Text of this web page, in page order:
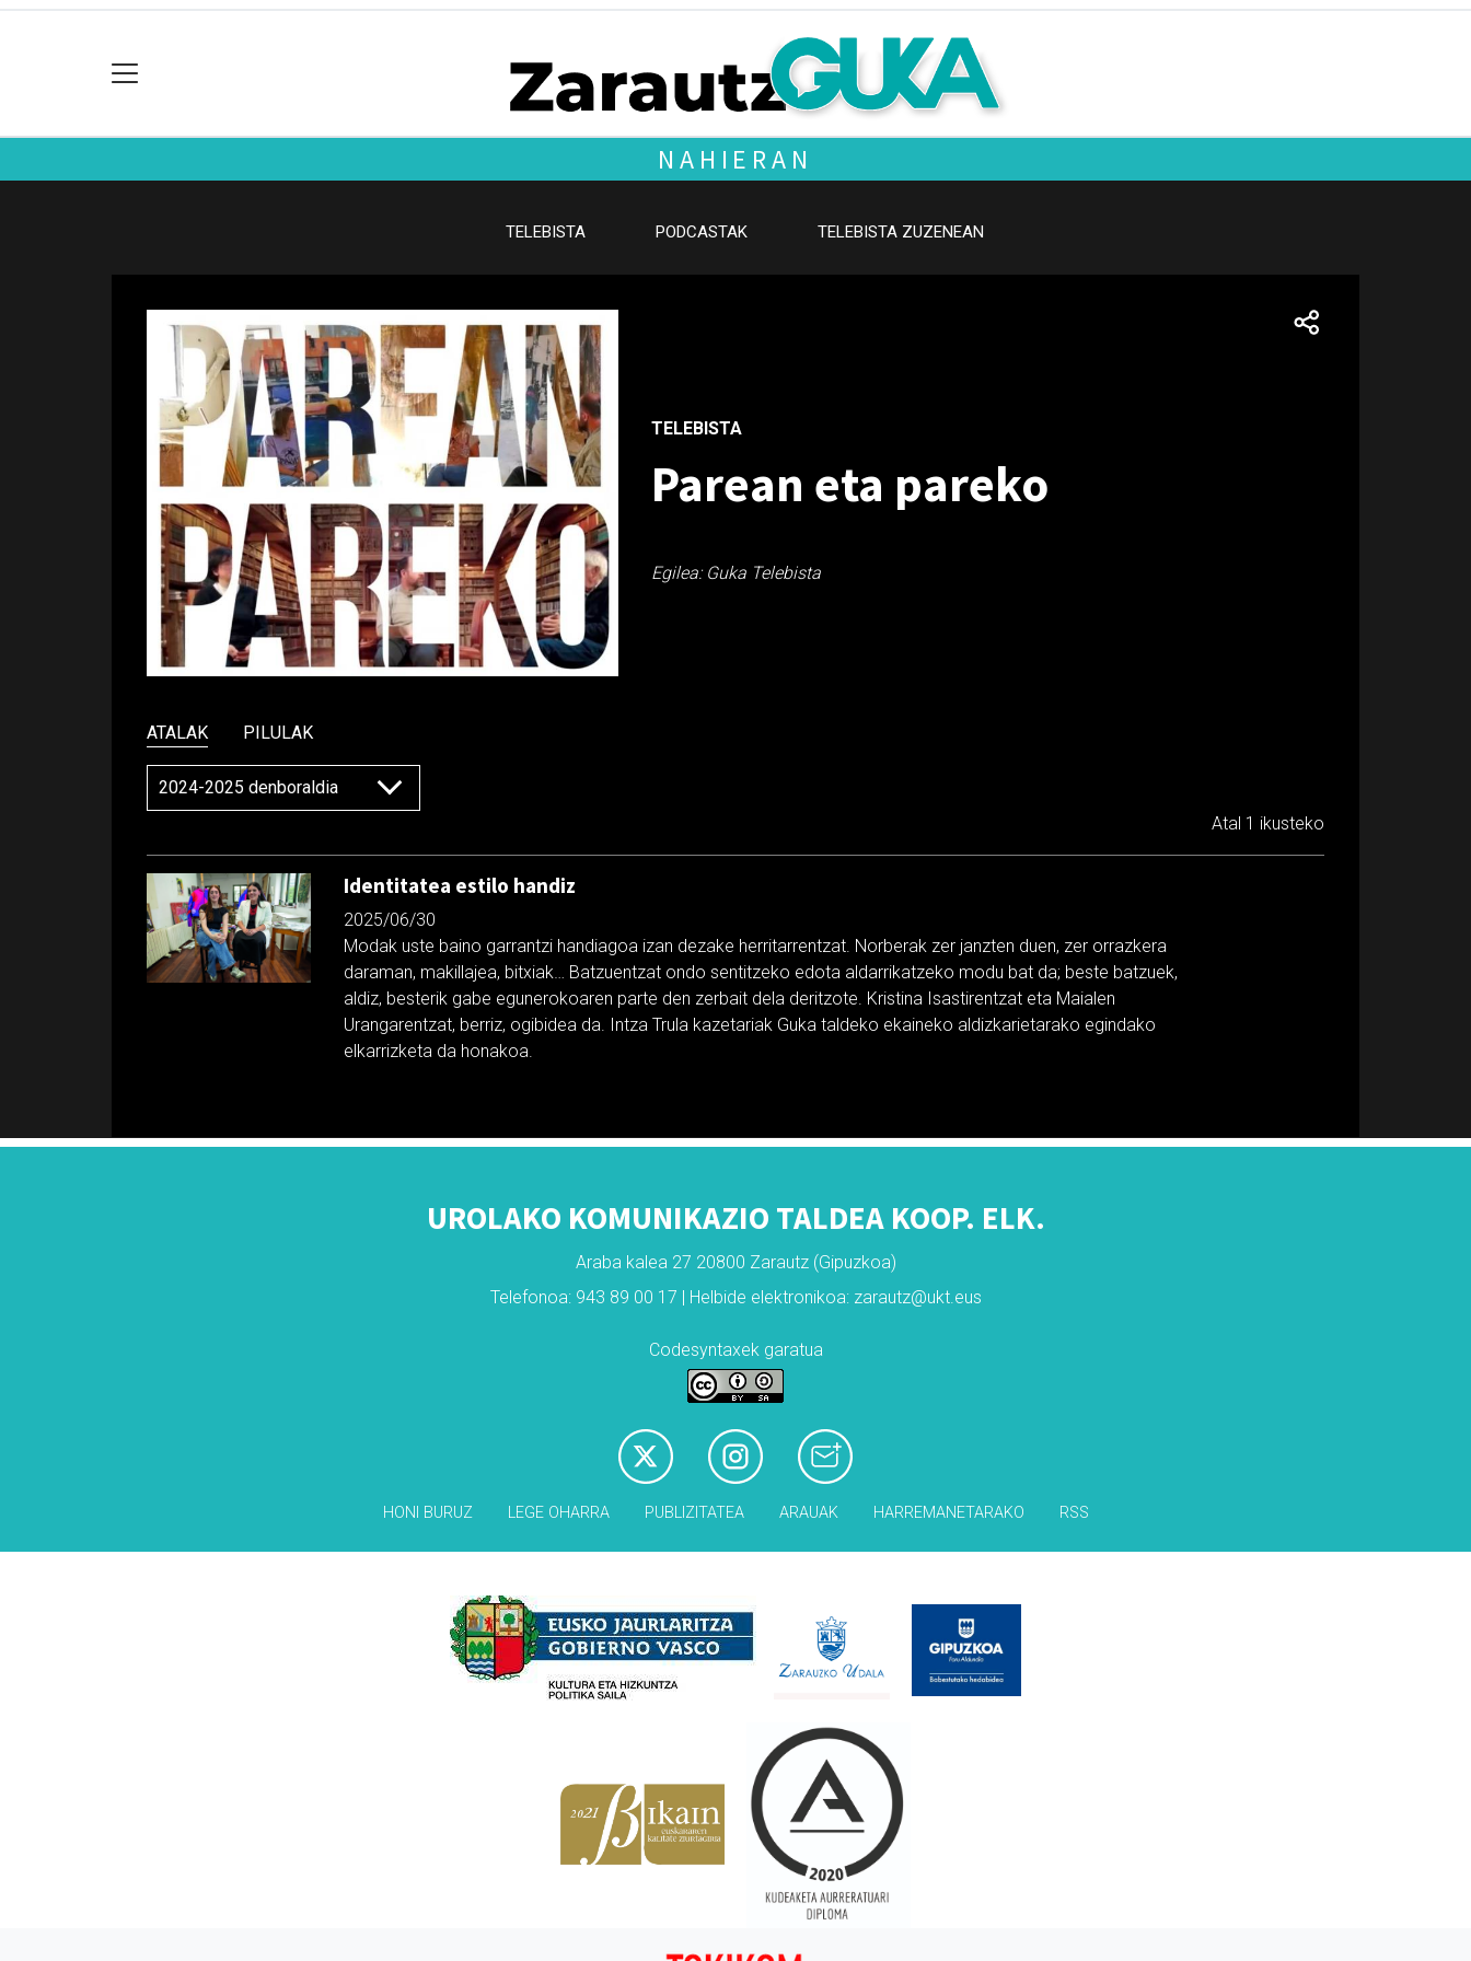
NAHIERAN
TELEBISTA PODCASTAK TELEBISTA ZUZENEAN
TELEBISTA
Parean eta pareko
Egilea: Guka Telebista
ATALAK PILULAK
Atal 1 ikusteko
Identitatea estilo handiz
2025/06/30
Modak uste baino garrantzi handiagoa izan dezake herritarrentzat. Norberak zer janzten duen, zer orrazkera
daraman, makillajea, bitxiak… Batzuentzat ondo sentitzeko edota aldarrikatzeko modu bat da; beste batzuek,
aldiz, besterik gabe egunerokoaren parte den zerbait dela deritzote. Kristina Isastirentzat eta Maialen
Urangarentzat, berriz, ogibidea da. Intza Trula kazetariak Guka taldeko ekaineko aldizkarietarako egindako
elkarrizketa da honakoa.
UROLAKO KOMUNIKAZIO TALDEA KOOP. ELK.
Araba kalea 27 20800 Zarautz (Gipuzkoa)
Telefonoa: 943 89 00 17 | Helbide elektronikoa: zarautz@ukt.eus
Codesyntaxek garatua
HONI BURUZ LEGE OHARRA PUBLIZITATEA ARAUAK HARREMANETARAKO RSS